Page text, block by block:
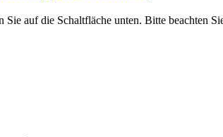
auf die Schaltfläche unten. Bitte beachten